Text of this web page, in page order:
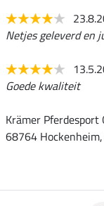
Netjes geleverd en
Goede kwaliteit
Krämer Pferdesport
68764